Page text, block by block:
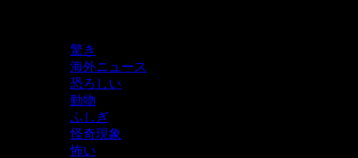
驚き
海外ニュース
恐ろしい
動物
ふしぎ
怪奇現象
怖い